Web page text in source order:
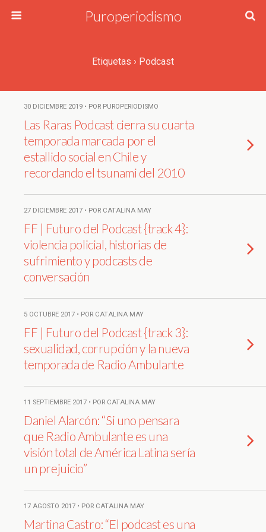
Puroperiodismo
Etiquetas › Podcast
30 DICIEMBRE 2019 • POR PUROPERIODISMO
Las Raras Podcast cierra su cuarta
temporada marcada por el
estallido social en Chile y
recordando el tsunami del 2010
27 DICIEMBRE 2017 • POR CATALINA MAY
FF | Futuro del Podcast {track 4}:
violencia policial, historias de
sufrimiento y podcasts de
conversación
5 OCTUBRE 2017 • POR CATALINA MAY
FF | Futuro del Podcast {track 3}:
sexualidad, corrupción y la nueva
temporada de Radio Ambulante
11 SEPTIEMBRE 2017 • POR CATALINA MAY
Daniel Alarcón: “Si uno pensara
que Radio Ambulante es una
visión total de América Latina sería
un prejuicio”
17 AGOSTO 2017 • POR CATALINA MAY
Martina Castro: “El podcast es una